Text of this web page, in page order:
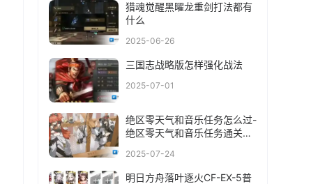
猎魂觉醒黑曜龙重剑打法都有
什么
2025-06-26
三国志战略版怎样强化战法
2025-07-01
绝区零天气和音乐任务怎么过-
绝区零天气和音乐任务通关攻
2025-07-24
明日方舟落叶逐火CF-EX-5普